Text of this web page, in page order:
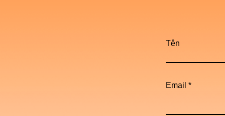
Tên
Email